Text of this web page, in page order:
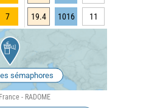
7 19.4 1016 11
sémaphores
- RADOME